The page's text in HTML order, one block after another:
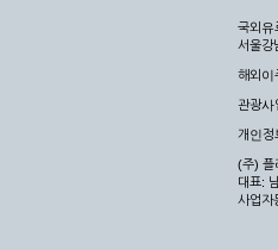
③ 기
④ 회
제3장
제6
① 회
② 회
국외유
서울강
해외이
관광사
개인정
(주) 플
대표:
사업자